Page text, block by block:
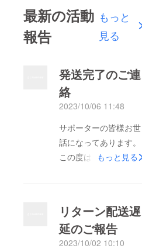
最新の活動
報告
もっと
見る
発送完了のご連
絡
2023/10/06 11:48
サポーターの皆様お世
話になってあります。
この度は配送が遅延し
ターン分の発送が完了
致しましたことをご報
告致します。今週中に
もっと見る
リターン配送遅
延のご報告
2023/10/02 10:10